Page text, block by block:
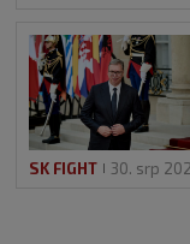
SK FIGHT 30. srp